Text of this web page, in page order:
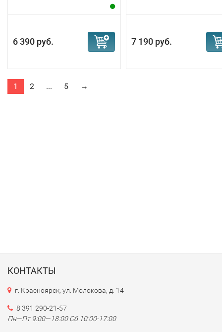
6 390 руб. 7 190 руб.
1 2 ... 5 →
КОНТАКТЫ
г. Красноярск, ул. Молокова, д. 14
8 391 290-21-57
Пн—Пт 9:00—18:00 Сб 10:00-17:00